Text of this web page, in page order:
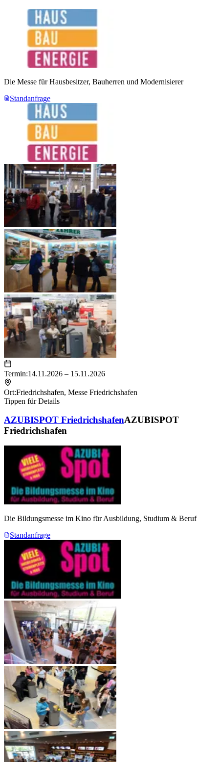
Die Messe für Hausbesitzer, Bauherren und Modernisierer
Standanfrage
Termin:14.11.2026 – 15.11.2026
Ort:Friedrichshafen, Messe Friedrichshafen
Tippen für Details
AZUBISPOT FriedrichshafenAZUBISPOT
Friedrichshafen
Die Bildungsmesse im Kino für Ausbildung, Studium & Beruf
Standanfrage